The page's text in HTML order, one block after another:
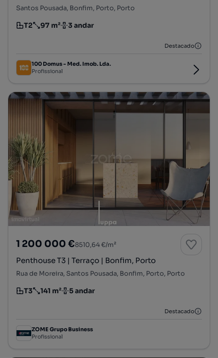
Santos Pousada, Bonfim, Porto, Porto
Tipologia
T2
Preço por metro quadrado
97 m²
Andar 3 andar
Destacado
100 Domus - Med. Imob. Lda.
Profissional
1 200 000 €8510,64 €/m²
Penthouse T3 | Terraço | Bonfim, Porto
Rua de Moreira, Santos Pousada, Bonfim, Porto, Porto
Tipologia
T3
Preço por metro quadrado
141 m²
Andar 5 andar
Destacado
ZOME Grupo Business
Profissional